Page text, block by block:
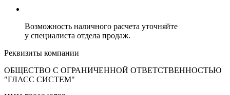
Возможность наличного расчета уточняйте
у специалиста отдела продаж.
Реквизиты компании
ОБЩЕСТВО С ОГРАНИЧЕННОЙ ОТВЕТСТВЕННОСТЬЮ
"ГЛАСС СИСТЕМ"